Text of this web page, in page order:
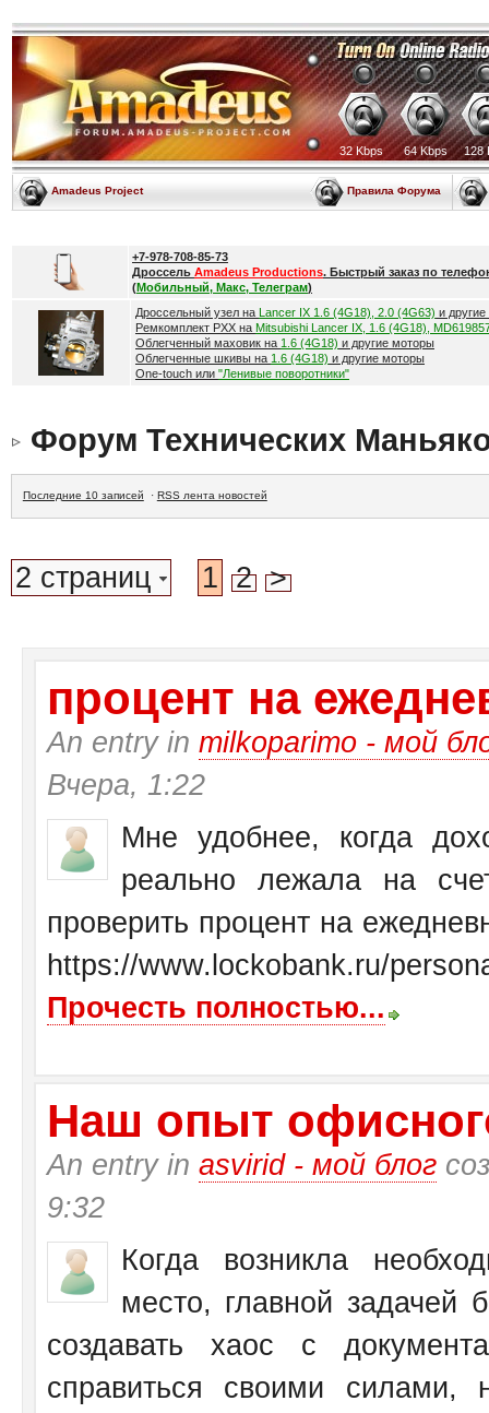
32 Kbps 64 Kbps 128
Amadeus Project Правила Форума
+7-978-708-85-73
Дроссель Amadeus Productions. Быстрый заказ по
(Мобильный, Макс, Телеграм)
Дроссельный узел на Lancer IX 1.6 (4G18), 2.0 (4G63) и
Ремкомплект РХХ на Mitsubishi Lancer IX, 1.6 (4G18),
Облегченный маховик на 1.6 (4G18) и другие моторы
Облегченные шкивы на 1.6 (4G18) и другие моторы
One-touch или "Ленивые поворотники"
Форум Технических
Последние 10 записей · RSS лента новостей
2 страниц 1 2 >
процент на
An entry in milkoparimo - мой
Вчера, 1:22
Мне удобнее, когда
реально лежала на
проверить процент на
https://www.lockobank.ru/
Прочесть полностью...
Наш опыт
An entry in asvirid - мой блог
9:32
Когда возникла
место, главной задачей
создавать хаос с
справиться своими